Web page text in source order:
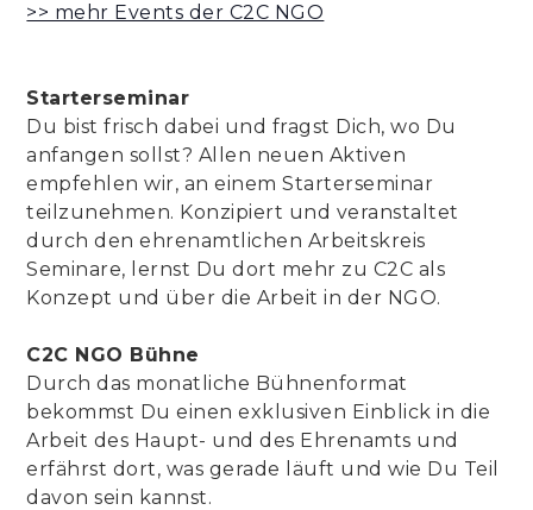
>> mehr Events der C2C NGO
Starterseminar
Du bist frisch dabei und fragst Dich, wo Du
anfangen sollst? Allen neuen Aktiven
empfehlen wir, an einem Starterseminar
teilzunehmen. Konzipiert und veranstaltet
durch den ehrenamtlichen Arbeitskreis
Seminare, lernst Du dort mehr zu C2C als
Konzept und über die Arbeit in der NGO.
C2C NGO Bühne
Durch das monatliche Bühnenformat
bekommst Du einen exklusiven Einblick in die
Arbeit des Haupt- und des Ehrenamts und
erfährst dort, was gerade läuft und wie Du Teil
davon sein kannst.